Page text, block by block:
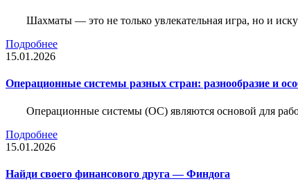
Шахматы — это не только увлекательная игра, но и
Подробнее
15.01.2026
Операционные системы разных стран: разнообразие и
Операционные системы (ОС) являются основой для
Подробнее
15.01.2026
Найди своего финансового друга — Финдога